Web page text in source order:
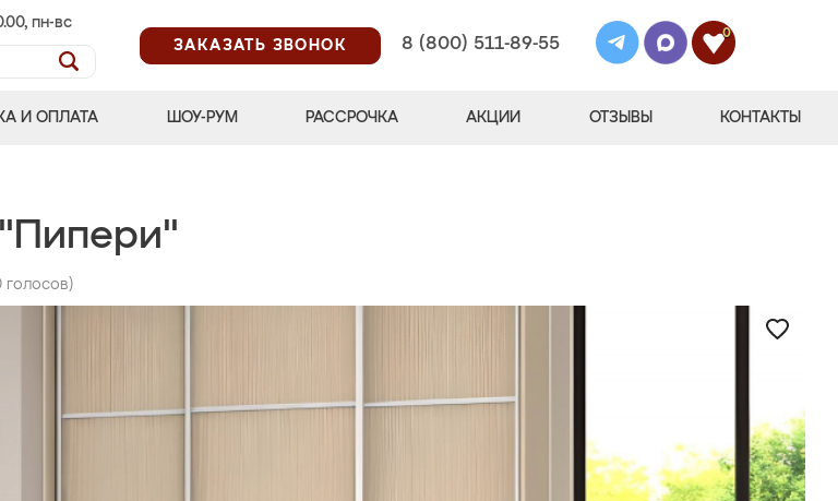
пн-вс
ЗАКАЗАТЬ ЗВОНОК
8 (800) 511-89-55
0
И ОПЛАТА ШОУ-РУМ РАССРОЧКА АКЦИИ ОТЗЫВЫ КОНТАКТЫ
голосов)